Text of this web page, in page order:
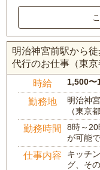
明治神宮前駅から
代行のお仕事（東京
時給 1,500〜
勤務地
明治神
（東京
勤務時間
8時～20
が可能
仕事内容
キッチ
グ、そ